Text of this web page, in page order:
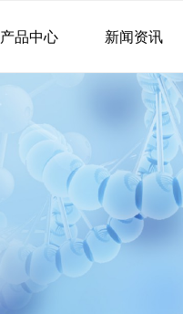
产品中心 新闻资讯